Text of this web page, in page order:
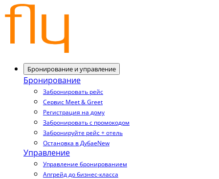
Бронирование и управление
Бронирование
Забронировать рейс
Сервис Meet & Greet
Регистрация на дому
Забронировать с промокодом
Забронируйте рейс + отель
Остановка в ДубаеNew
Управление
Управление бронированием
Апгрейд до бизнес-класса